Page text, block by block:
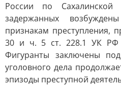
России по
задержанных
признакам преступления,
30 и ч. 5 ст. 228.1 УК
Фигуранты заключены
уголовного дела
эпизоды преступной